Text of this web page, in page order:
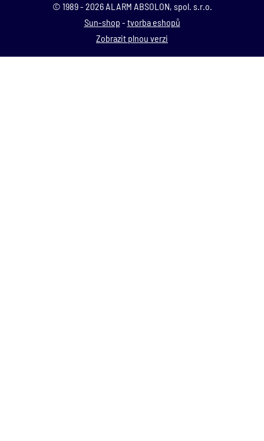
© 1989 - 2026 ALARM ABSOLON, spol. s.r.o.
Sun-shop - tvorba eshopů
Zobrazit plnou verzi